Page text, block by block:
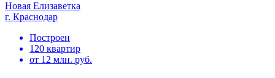
Новая Елизаветка
г. Краснодар
Построен
120 квартир
от 12 млн. руб.